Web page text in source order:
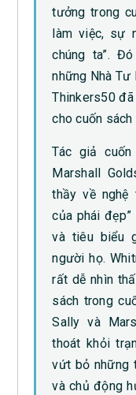
tưởng trong
làm việc, sự
chúng ta”.
những Nhà Tư
Thinkers50
cho cuốn sách
Tác giả
Marshall
thầy về nghệ
của phái
và tiêu biểu
người họ.
rất dễ nhìn
sách trong
Sally và
thoát khỏi
vứt bỏ những
và chủ động